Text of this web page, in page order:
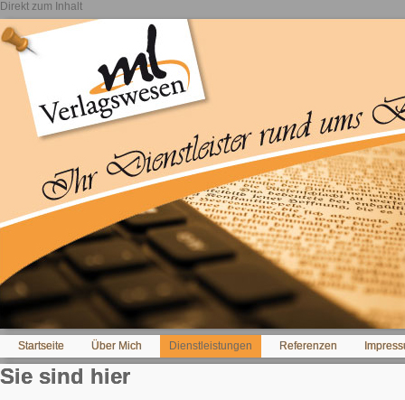
Direkt zum Inhalt
Startseite Über Mich Dienstleistungen Referenzen
Sie sind hier